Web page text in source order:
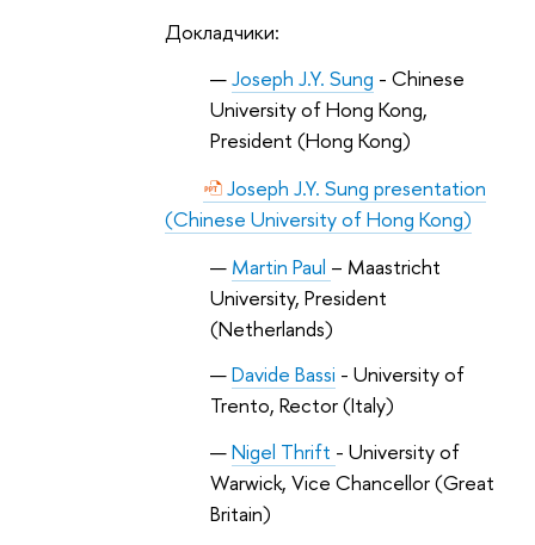
Докладчики:
Joseph J.Y. Sung - Chinese
University of Hong Kong,
President (Hong Kong)
Joseph J.Y. Sung presentation
(Chinese University of Hong Kong)
Martin Paul – Maastricht
University, President
(Netherlands)
Davide Bassi - University of
Trento, Rector (Italy)
Nigel Thrift - University of
Warwick, Vice Chancellor (Great
Britain)